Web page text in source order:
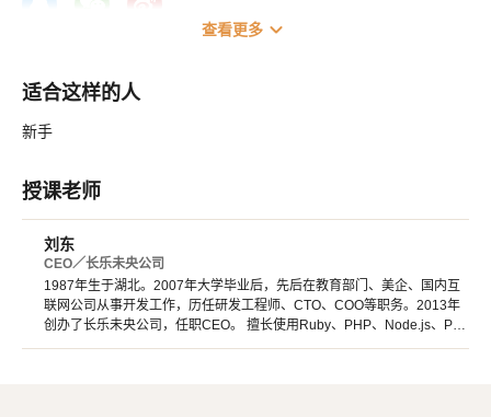
查看更多 expand_more
适合这样的人
新手
授课老师
刘东
CEO／长乐未央公司
1987年生于湖北。2007年大学毕业后，先后在教育部门、美企、国内互
联网公司从事开发工作，历任研发工程师、CTO、COO等职务。2013年
创办了长乐未央公司，任职CEO。 擅长使用Ruby、PHP、Node.js、Pyt
hon等开发后端程序。擅长HTML 5、CSS 3、原生JavaScript、jQuery、